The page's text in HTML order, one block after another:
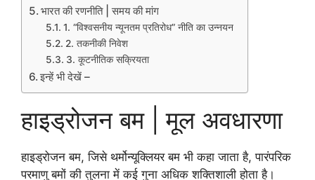
भारत की रणनीति | समय की मांग
1. “विश्वसनीय न्यूनतम प्रतिरोध” नीति का उन्नयन
2. तकनीकी निवेश
3. कूटनीतिक सक्रियता
इन्हें भी देखें –
हाइड्रोजन बम | मूल अवधारणा
हाइड्रोजन बम, जिसे थर्मोन्यूक्लियर बम भी कहा जाता है, पारंपरिक
परमाणु बमों की तुलना में कई गुना अधिक शक्तिशाली होता है।